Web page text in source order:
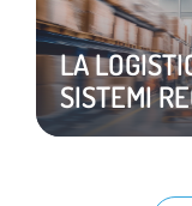
LA
SISTEMI